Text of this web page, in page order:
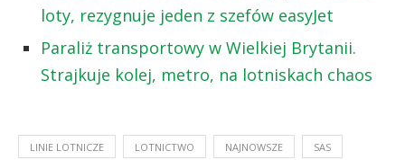
loty, rezygnuje jeden z szefów easyJet
Paraliż transportowy w Wielkiej Brytanii.
Strajkuje kolej, metro, na lotniskach chaos
LINIE LOTNICZE LOTNICTWO NAJNOWSZE SAS